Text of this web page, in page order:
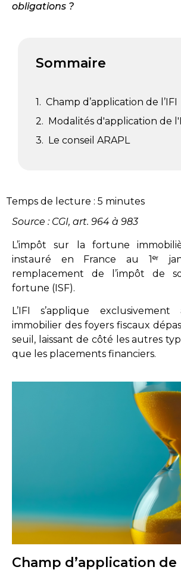
obligations ?
Sommaire
Champ d’application de l’IFI
Modalités d'application de
Le conseil ARAPL
Temps de lecture : 5 minutes
Source : CGI, art. 964 à 983
L’impôt sur la fortune
instauré en France au 1ᵉʳ
remplacement de l’impôt de
fortune (ISF).
L’IFI s’applique
immobilier des foyers fiscaux
seuil, laissant de côté les autres
que les placements financiers.
Champ d’application de